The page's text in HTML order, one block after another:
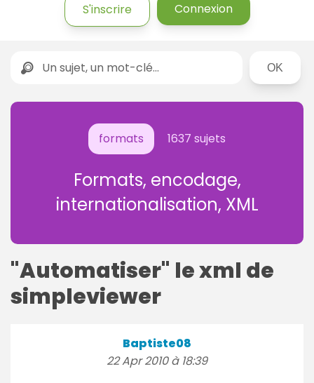
S'inscrire Connexion
Rechercher
formats 1637 sujets
Formats, encodage,
internationalisation, XML
"Automatiser" le xml de
simpleviewer
Baptiste08
22 Apr 2010 à 18:39